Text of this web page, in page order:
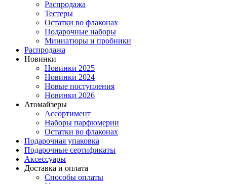
Распродажа
Тестеры
Остатки во флаконах
Подарочные наборы
Миниатюры и пробники
Распродажа
Новинки
Новинки 2025
Новинки 2024
Новые поступления
Новинки 2026
Атомайзеры
Ассортимент
Наборы парфюмерии
Остатки во флаконах
Подарочная упаковка
Подарочные сертификаты
Аксессуары
Доставка и оплата
Способы оплаты